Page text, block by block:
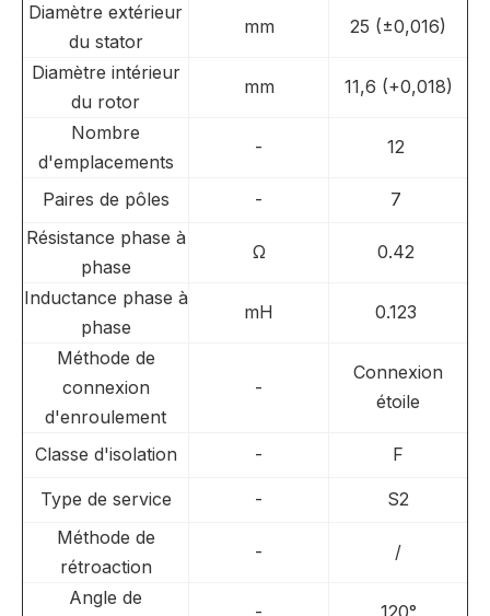
Diamètre extérieur
du stator
mm 25 (±0,016)
Diamètre intérieur
du rotor
mm 11,6 (+0,018)
Nombre
d'emplacements
- 12
Paires de pôles -
7
Résistance phase à
phase
Ω 0.42
Inductance phase à
phase
mH 0.123
Méthode de
connexion
d'enroulement
-
Connexion
étoile
Classe d'isolation - F
Type de service -
S2
Méthode de
rétroaction
- /
Angle de
- 120°